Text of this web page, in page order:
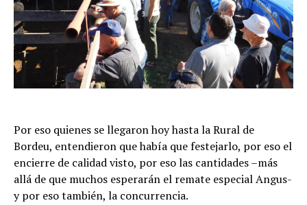
Por eso quienes se llegaron hoy hasta la Rural de
Bordeu, entendieron que había que festejarlo, por eso el
encierre de calidad visto, por eso las cantidades –más
allá de que muchos esperarán el remate especial Angus-
y por eso también, la concurrencia.